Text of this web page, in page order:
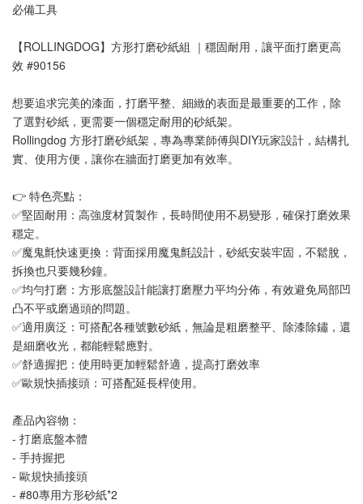
必備工具
【ROLLINGDOG】方形打磨砂紙組 ｜穩固耐用，讓平面打磨更高
效 #90156
想要追求完美的漆面，打磨平整、細緻的表面是最重要的工作，除
了選對砂紙，更需要一個穩定耐用的砂紙架。
Rollingdog 方形打磨砂紙架，專為專業師傅與DIY玩家設計，結構扎
實、使用方便，讓你在牆面打磨更加有效率。
👉 特色亮點：
✅堅固耐用：高強度材質製作，長時間使用不易變形，確保打磨效果
穩定。
✅魔鬼氈快速更換：背面採用魔鬼氈設計，砂紙安裝牢固，不鬆脫，
拆換也只要幾秒鐘。
✅均勻打磨：方形底盤設計能讓打磨壓力平均分佈，有效避免局部凹
凸不平或磨過頭的問題。
✅適用廣泛：可搭配各種號數砂紙，無論是粗磨整平、除漆除鏽，還
是細磨收光，都能輕鬆應對。
✅舒適握把：使用時更加輕鬆舒適，提高打磨效率
✅歐規快插接頭：可搭配延長桿使用。
產品內容物：
- 打磨底盤本體
- 手持握把
- 歐規快插接頭
- #80專用方形砂紙*2